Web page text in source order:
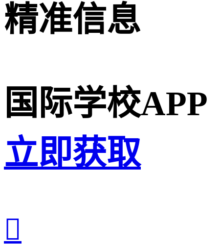
精准信息
国际学校APP
立即获取
